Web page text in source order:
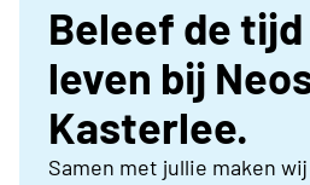
Beleef de tijd
leven bij
Kasterlee.
Samen met jullie maken